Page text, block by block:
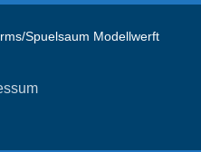
Spuelsaum Modellwerft